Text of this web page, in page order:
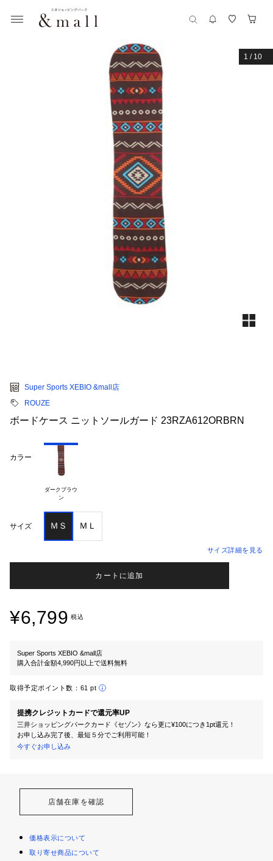
1 / 10
Super Sports XEBIO &mall店
ROUZE
ボードケース ニットソールガード 23RZA612ORBRN
カラー
ダークブラウ
サイズ ＭＳ ＭＬ
サイズ詳細を見る
カートに追加
¥6,799 税込
Super Sports XEBIO &mall店
購入合計金額4,990円以上で送料無料
取得予定ポイント数： 61 pt
提携クレジットカードで還元率UP
三井ショッピングパークカード《セゾン》なら更に¥100につき1pt還元！
お申し込み完了後、最短５分でご利用可能！
今すぐお申し込み
店舗在庫を確認
価格表示について
取り寄せ商品について